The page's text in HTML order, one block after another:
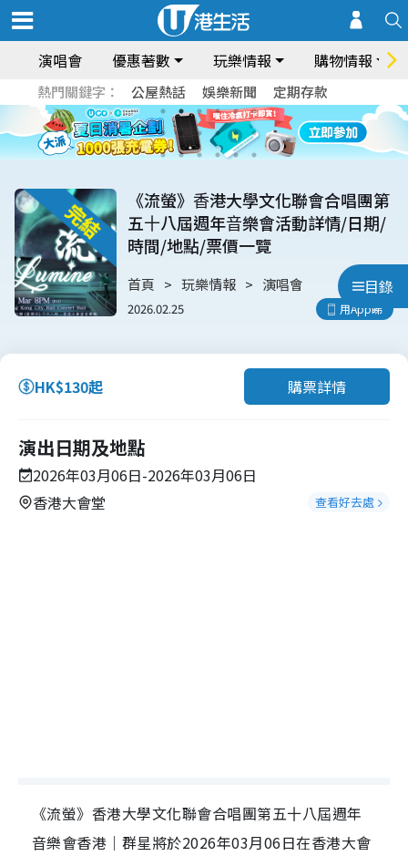
演唱會 優惠著數 玩樂情報 購物情報
熱門關鍵字： 公屋熱話 娛樂新聞 定期存款
目錄
《流螢》⾹港⼤學⽂化聯會合唱團第
五⼗八屆週年⾳樂會活動詳情/日期/
時間/地點/票價一覽
首頁 玩樂情報 演唱會
2026.02.25 用App睇
HK$130起 購票詳情
演出日期及地點
2026年03月06日-2026年03月06日
香港大會堂
查看好去處
《流螢》⾹港⼤學⽂化聯會合唱團第五⼗八屆週年
⾳樂會香港｜群星將於2026年03月06日在香港大會